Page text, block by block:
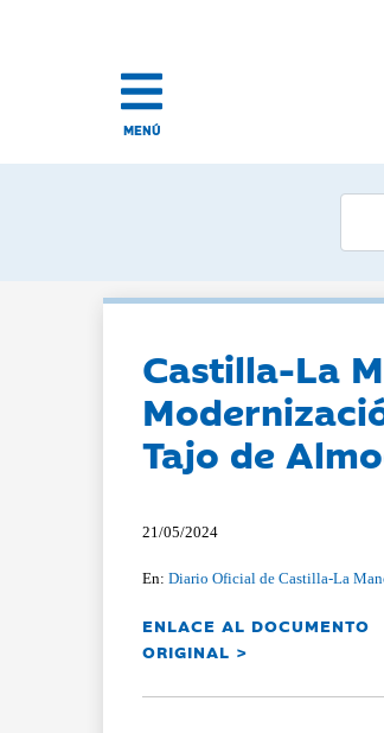
MENÚ
Castilla-La
Tajo de
21/05/2024
En:Diario Oficial de Castilla-La
ENLACE AL DOCUMENTO
ORIGINAL >